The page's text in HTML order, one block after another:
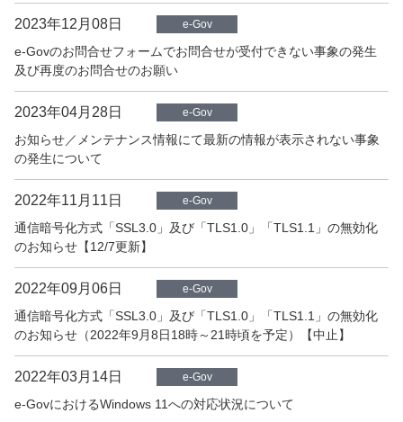
2023年12月08日 e-Gov
e-Govのお問合せフォームでお問合せが受付できない事象の発生
及び再度のお問合せのお願い
2023年04月28日 e-Gov
お知らせ／メンテナンス情報にて最新の情報が表示されない事象
の発生について
2022年11月11日 e-Gov
通信暗号化方式「SSL3.0」及び「TLS1.0」「TLS1.1」の無効化
のお知らせ【12/7更新】
2022年09月06日 e-Gov
通信暗号化方式「SSL3.0」及び「TLS1.0」「TLS1.1」の無効化
のお知らせ（2022年9月8日18時～21時頃を予定）【中止】
2022年03月14日 e-Gov
e-GovにおけるWindows 11への対応状況について